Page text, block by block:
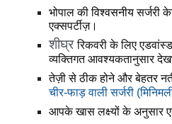
भोपाल कीविश्वसनीय सर्जरी
एक्सपर्टीज़।
शीघ्र रिकवरी के लिए
व्यक्तिगत आवश्यकतानुसार
तेज़ी से ठीक होने और बेहतर
चीर-फाड़ वाली सर्जरी (
आपके खास लक्ष्यों के अनुसार